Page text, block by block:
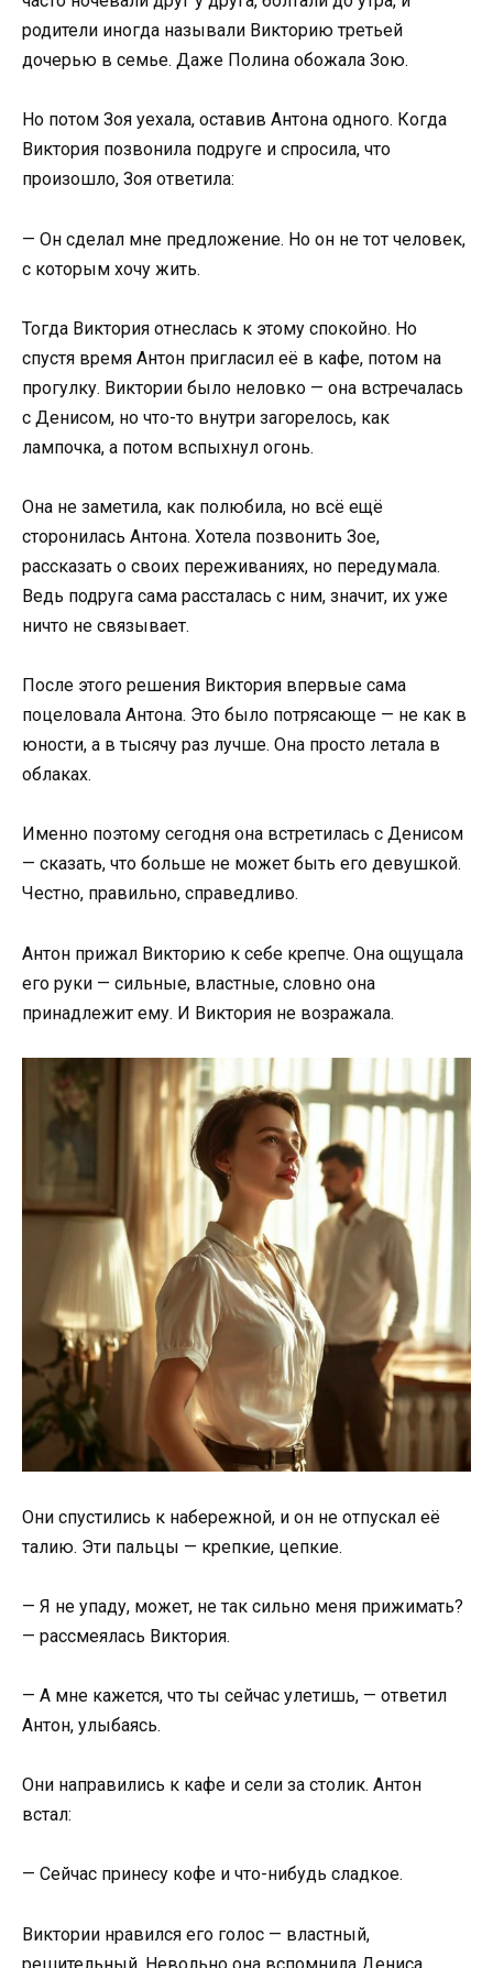
родители иногда называли Викторию третьей
дочерью в семье. Даже Полина обожала Зою.
Но потом Зоя уехала, оставив Антона одного. Когда
Виктория позвонила подруге и спросила, что
произошло, Зоя ответила:
— Он сделал мне предложение. Но он не тот человек,
с которым хочу жить.
Тогда Виктория отнеслась к этому спокойно. Но
спустя время Антон пригласил её в кафе, потом на
прогулку. Виктории было неловко — она встречалась
с Денисом, но что-то внутри загорелось, как
лампочка, а потом вспыхнул огонь.
Она не заметила, как полюбила, но всё ещё
сторонилась Антона. Хотела позвонить Зое,
рассказать о своих переживаниях, но передумала.
Ведь подруга сама рассталась с ним, значит, их уже
ничто не связывает.
После этого решения Виктория впервые сама
поцеловала Антона. Это было потрясающе — не как в
юности, а в тысячу раз лучше. Она просто летала в
облаках.
Именно поэтому сегодня она встретилась с Денисом
— сказать, что больше не может быть его девушкой.
Честно, правильно, справедливо.
Антон прижал Викторию к себе крепче. Она ощущала
его руки — сильные, властные, словно она
принадлежит ему. И Виктория не возражала.
Они спустились к набережной, и он не отпускал её
талию. Эти пальцы — крепкие, цепкие.
— Я не упаду, может, не так сильно меня прижимать?
— рассмеялась Виктория.
— А мне кажется, что ты сейчас улетишь, — ответил
Антон, улыбаясь.
Они направились к кафе и сели за столик. Антон
встал:
— Сейчас принесу кофе и что-нибудь сладкое.
Виктории нравился его голос — властный,
решительный. Невольно она вспомнила Дениса,